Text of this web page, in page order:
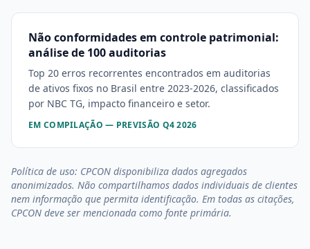
Não conformidades em controle patrimonial:
análise de 100 auditorias
Top 20 erros recorrentes encontrados em auditorias
de ativos fixos no Brasil entre 2023-2026, classificados
por NBC TG, impacto financeiro e setor.
EM COMPILAÇÃO — PREVISÃO Q4 2026
Política de uso: CPCON disponibiliza dados agregados
anonimizados. Não compartilhamos dados individuais de clientes
nem informação que permita identificação. Em todas as citações,
CPCON deve ser mencionada como fonte primária.